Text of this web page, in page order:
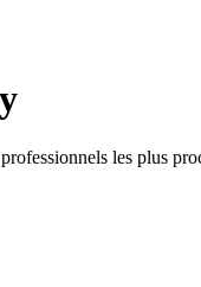
les plus